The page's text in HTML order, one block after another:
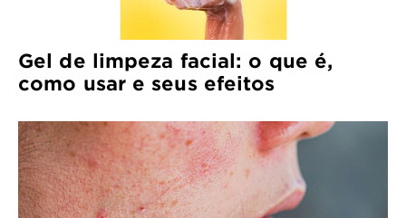
Gel de limpeza facial: o que é,
como usar e seus efeitos